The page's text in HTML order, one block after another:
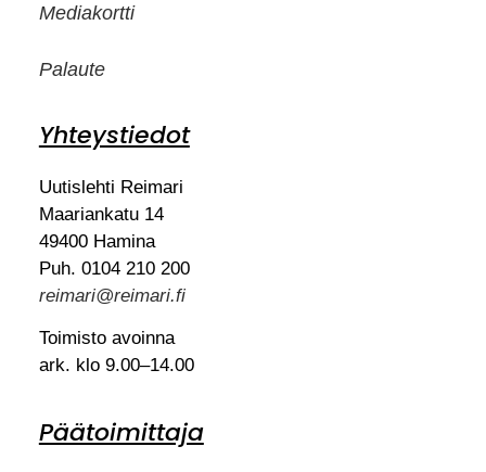
Mediakortti
Palaute
Yhteystiedot
Uutislehti Reimari
Maariankatu 14
49400 Hamina
Puh. 0104 210 200
reimari@reimari.fi
Toimisto avoinna
ark. klo 9.00–14.00
Päätoimittaja